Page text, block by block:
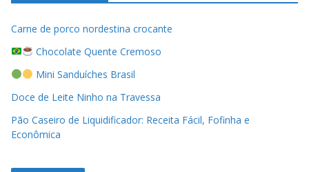
Carne de porco nordestina crocante
Chocolate Quente Cremoso
Mini Sanduíches Brasil
Doce de Leite Ninho na Travessa
Pão Caseiro de Liquidificador: Receita Fácil, Fofinha e
Econômica